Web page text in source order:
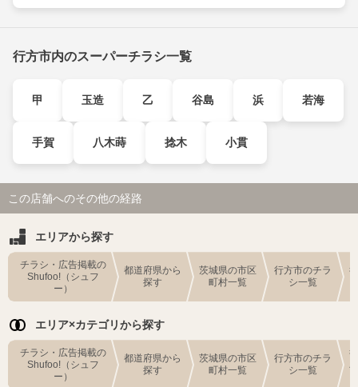
行方市内のスーパーチラシ一覧
甲 玉造 乙 谷島 浜 若海
手賀 八木蒔 捻木 小貫
この店舗へのその他の経路
エリアから探す
チラシ・広告掲載の
Shufoo!（シュフ
ー）
都道府県から
探す
茨城県の市区
町村一覧
行方市のチラ
シ一覧
エリア×カテゴリから探す
チラシ・広告掲載の
Shufoo!（シュフ
ー）
都道府県から
探す
茨城県の市区
町村一覧
行方市のチラ
シ一覧